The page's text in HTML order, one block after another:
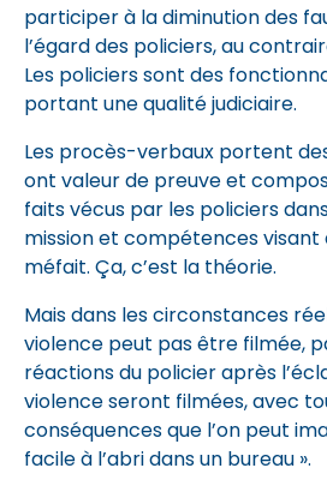
participer à la diminution des
l’égard des policiers, au
Les policiers sont des
portant une qualité judiciaire.
Les procès-verbaux portent
ont valeur de preuve et
faits vécus par les policiers
mission et compétences visant
méfait. Ça, c’est la théorie.
Mais dans les circonstances
violence peut pas être filmée,
réactions du policier après
violence seront filmées, avec
conséquences que l’on peut
facile à l’abri dans un bureau ».